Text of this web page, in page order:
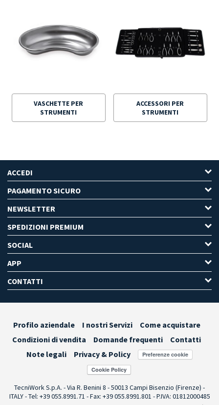
VASCHETTE PER
STRUMENTI
ACCESSORI PER
STRUMENTI
ACCEDI
PAGAMENTO SICURO
NEWSLETTER
SPEDIZIONI PREMIUM
SOCIAL
APP
CONTATTI
Profilo aziendale I nostri Servizi
Come acquistare
Condizioni di vendita
Domande frequenti
Contatti
Note legali
Privacy & Policy Preferenze cookie
TecniWork S.p.A. - Via R. Benini 8 - 50013 Campi Bisenzio (Firenze) -
ITALY - Tel: +39 055.8991.71 - Fax: +39 055.8991.801 - P.IVA: 01812000485